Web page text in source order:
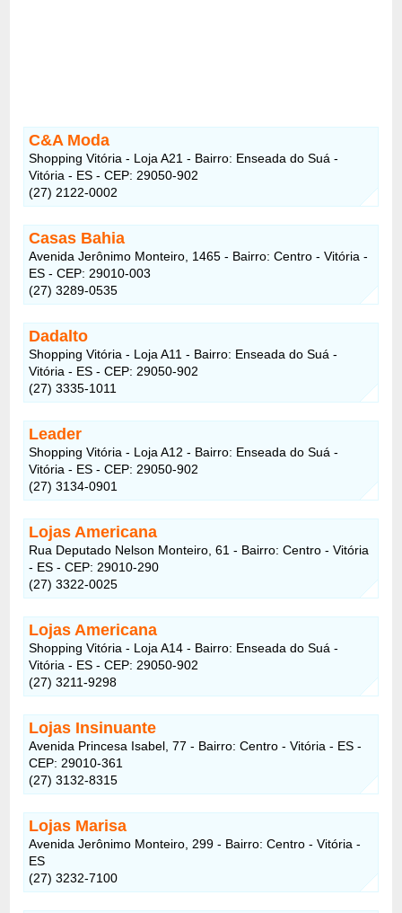
C&A Moda
Shopping Vitória - Loja A21 - Bairro: Enseada do Suá -
Vitória - ES - CEP: 29050-902
(27) 2122-0002
Casas Bahia
Avenida Jerônimo Monteiro, 1465 - Bairro: Centro - Vitória -
ES - CEP: 29010-003
(27) 3289-0535
Dadalto
Shopping Vitória - Loja A11 - Bairro: Enseada do Suá -
Vitória - ES - CEP: 29050-902
(27) 3335-1011
Leader
Shopping Vitória - Loja A12 - Bairro: Enseada do Suá -
Vitória - ES - CEP: 29050-902
(27) 3134-0901
Lojas Americana
Rua Deputado Nelson Monteiro, 61 - Bairro: Centro - Vitória
- ES - CEP: 29010-290
(27) 3322-0025
Lojas Americana
Shopping Vitória - Loja A14 - Bairro: Enseada do Suá -
Vitória - ES - CEP: 29050-902
(27) 3211-9298
Lojas Insinuante
Avenida Princesa Isabel, 77 - Bairro: Centro - Vitória - ES -
CEP: 29010-361
(27) 3132-8315
Lojas Marisa
Avenida Jerônimo Monteiro, 299 - Bairro: Centro - Vitória -
ES
(27) 3232-7100